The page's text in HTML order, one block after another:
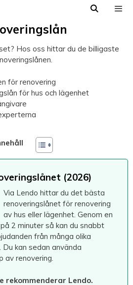
Hos oss hittar du de billigaste
för renovering
för hus och lägenhet
(2026)
Via Lendo hittar du det bästa
renoveringslånet för renovering
av hus eller lägenhet. Genom en
2 minuter så kan du snabbt
från många olika
Du kan sedan använda
av renovering.
rekommenderar Lendo.